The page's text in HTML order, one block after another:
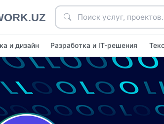
и дизайн Разработка и IT-решения